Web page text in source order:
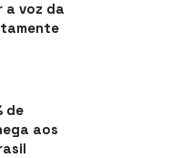
a voz da
de
aos